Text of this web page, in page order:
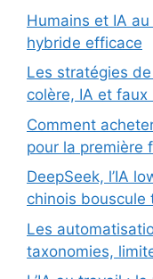
Humains et IA
hybride efficace
Les stratégies
colère, IA et faux
Comment
pour la première
DeepSeek, l’IA
chinois bouscule
Les
taxonomies,